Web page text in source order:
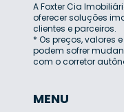
A Foxter Cia
oferecer soluções
clientes e parceiros.
* Os preços, valores
podem sofrer
com o corretor
MENU